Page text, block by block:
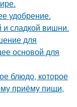
удобрение.
и сладкой вишни.
для
основой для
блюдо, которое
приёму пищи,